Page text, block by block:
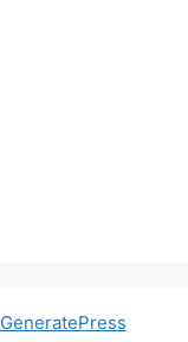
GeneratePress